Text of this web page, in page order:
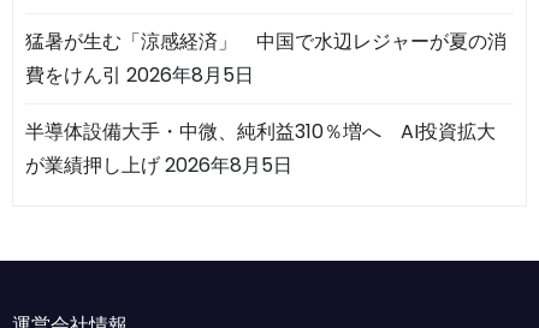
猛暑が生む「涼感経済」 中国で水辺レジャーが夏の消
費をけん引 2026年8月5日
半導体設備大手・中微、純利益310％増へ AI投資拡大
が業績押し上げ2026年8月5日